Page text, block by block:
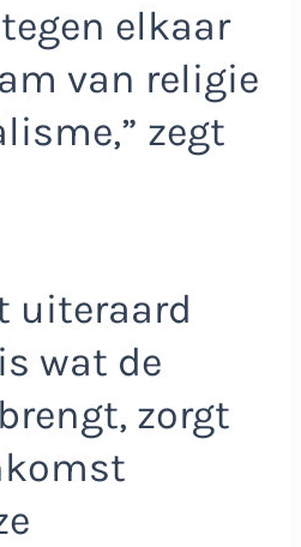
elkaar
van religie
zegt
uiteraard
wat de
zorgt